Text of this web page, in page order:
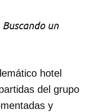
Buscando un
hotel
del grupo
y